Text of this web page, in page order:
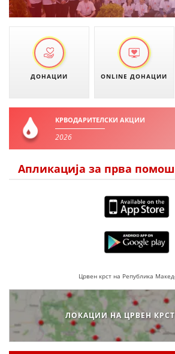
ДОНАЦИИ ONLINE ДОНАЦИИ
КРВОДАРИТЕЛСКИ АКЦИИ
2026
Апликација за прва помош
Црвен крст на Република
ЛОКАЦИИ НА ЦРВЕН